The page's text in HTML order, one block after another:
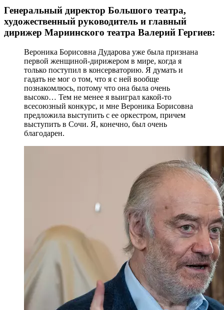
Генеральный директор Большого театра,
художественный руководитель и главный
дирижер Мариинского театра Валерий Гергиев:
Вероника Борисовна Дударова уже была признана
первой женщиной-дирижером в мире, когда я
только поступил в консерваторию. Я думать и
гадать не мог о том, что я с ней вообще
познакомлюсь, потому что она была очень
высоко… Тем не менее я выиграл какой-то
всесоюзный конкурс, и мне Вероника Борисовна
предложила выступить с ее оркестром, причем
выступить в Сочи. Я, конечно, был очень
благодарен.